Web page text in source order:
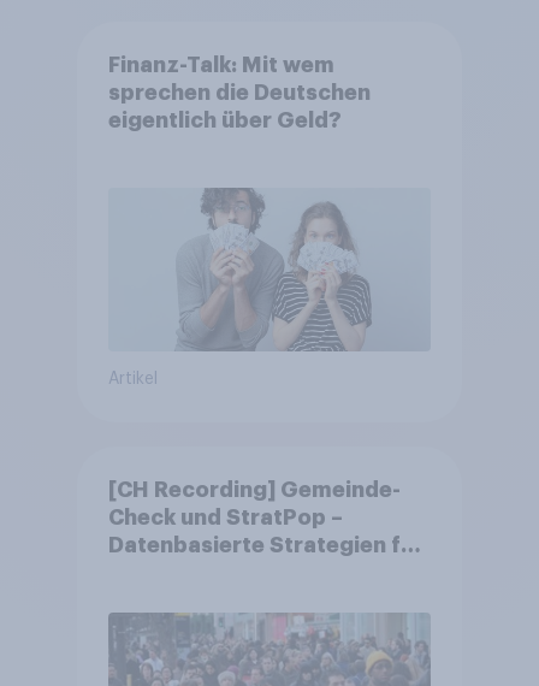
Finanz-Talk: Mit wem
sprechen die Deutschen
eigentlich über Geld?
Artikel
[CH Recording] Gemeinde-
Check und StratPop –
Datenbasierte Strategien für